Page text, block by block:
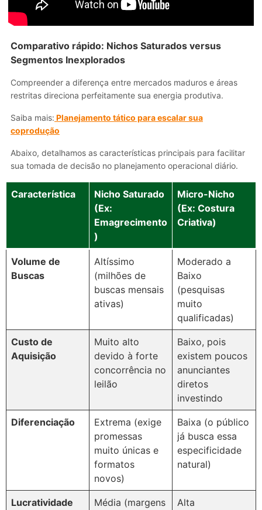
Comparativo rápido: Nichos Saturados versus
Segmentos Inexplorados
Compreender a diferença entre mercados maduros e áreas
restritas direciona perfeitamente sua energia produtiva.
Saiba mais: Planejamento tático para escalar sua
coprodução
Abaixo, detalhamos as características principais para facilitar
sua tomada de decisão no planejamento operacional diário.
Característica
Nicho Saturado
(Ex:
Emagrecimento
)
Micro-Nicho
(Ex: Costura
Criativa)
Volume de
Buscas
Altíssimo
(milhões de
buscas mensais
ativas)
Moderado a
Baixo
(pesquisas
muito
qualificadas)
Custo de
Aquisição
Muito alto
devido à forte
concorrência no
leilão
Baixo, pois
existem poucos
anunciantes
diretos
investindo
Diferenciação
Extrema (exige
promessas
muito únicas e
formatos
novos)
Baixa (o público
já busca essa
especificidade
natural)
Lucratividade
Média (margens
Alta